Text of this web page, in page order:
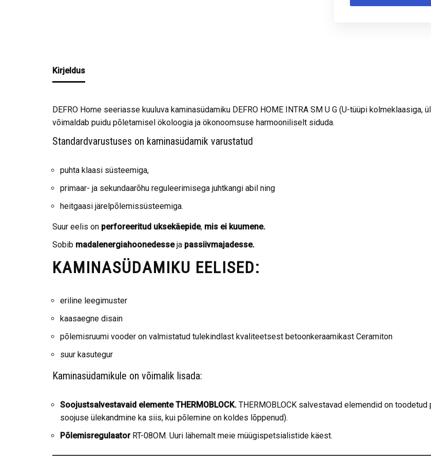
Kirjeldus
DEFRO Home seeriasse kuuluva kaminasüdamiku DEFRO HOME INTRA SM U G (U-tüüpi
võimaldab puidu põletamisel ökoloogia ja ökonoomsuse harmooniliselt siduda.
Standardvarustuses on kaminasüdamik varustatud
puhta klaasi süsteemiga,
primaar- ja sekundaarõhu reguleerimisega juhtkangi abil ning
heitgaasi järelpõlemissüsteemiga.
Suur eelis on perforeeritud uksekäepide, mis ei kuumene.
Sobib madalenergiahoonedesseja passiivmajadesse.
KAMINASÜDAMIKU EELISED:
eriline leegimuster
kaasaegne disain
põlemisruumi vooder on valmistatud tulekindlast kvaliteetsest betoonkeraamikast Ceramiton
suur kasutegur
Kaminasüdamikule on võimalik lisada:
Soojustsalvestavaid elemente THERMOBLOCK. THERMOBLOCK salvestavad elemendid on
soojuse ülekandmine ka siis, kui põlemine on koldes lõppenud).
PõlemisregulaatorRT-08OM. Uuri lähemalt meie müügispetsialistide käest.